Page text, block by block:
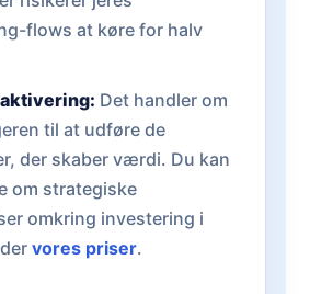
flows at køre for halv
aktivering: Det handler om
til at udføre de
der skaber værdi. Du kan
om strategiske
omkring investering i
vores priser.